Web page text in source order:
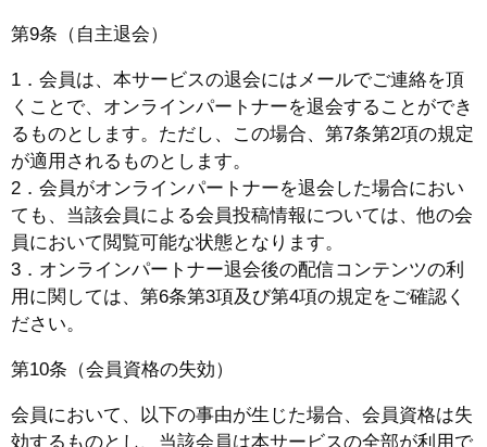
第9条（自主退会）
1．会員は、本サービスの退会にはメールでご連絡を頂
くことで、オンラインパートナーを退会することができ
るものとします。ただし、この場合、第7条第2項の規定
が適用されるものとします。
2．会員がオンラインパートナーを退会した場合におい
ても、当該会員による会員投稿情報については、他の会
員において閲覧可能な状態となります。
3．オンラインパートナー退会後の配信コンテンツの利
用に関しては、第6条第3項及び第4項の規定をご確認く
ださい。
第10条（会員資格の失効）
会員において、以下の事由が生じた場合、会員資格は失
効するものとし、当該会員は本サービスの全部が利用で